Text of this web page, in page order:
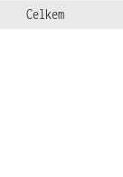
Celkem